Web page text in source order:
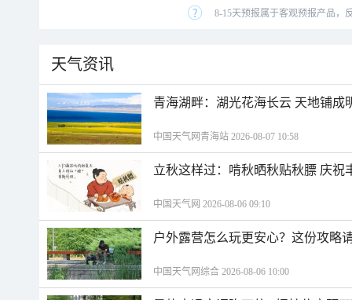
8-15天预报属于客观预报产品，
天气资讯
青海湖畔：湖光花海长云 天地铺成
中国天气网青海站 2026-08-07 10:58
立秋这样过：啃秋晒秋贴秋膘 庆祝
中国天气网 2026-08-06 09:10
户外露营怎么玩更安心？这份攻略
中国天气网综合 2026-08-06 10:00